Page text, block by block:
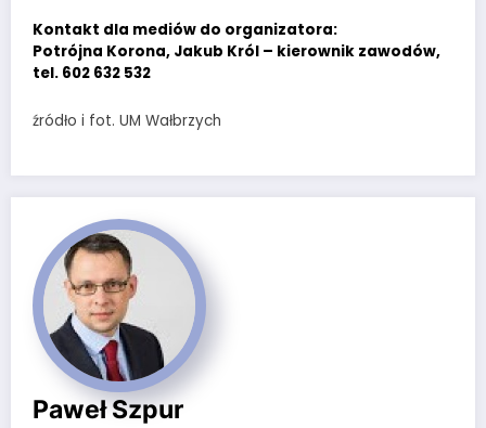
Kontakt dla mediów do organizatora:
Potrójna Korona, Jakub Król – kierownik zawodów,
tel. 602 632 532
źródło i fot. UM Wałbrzych
Paweł Szpur